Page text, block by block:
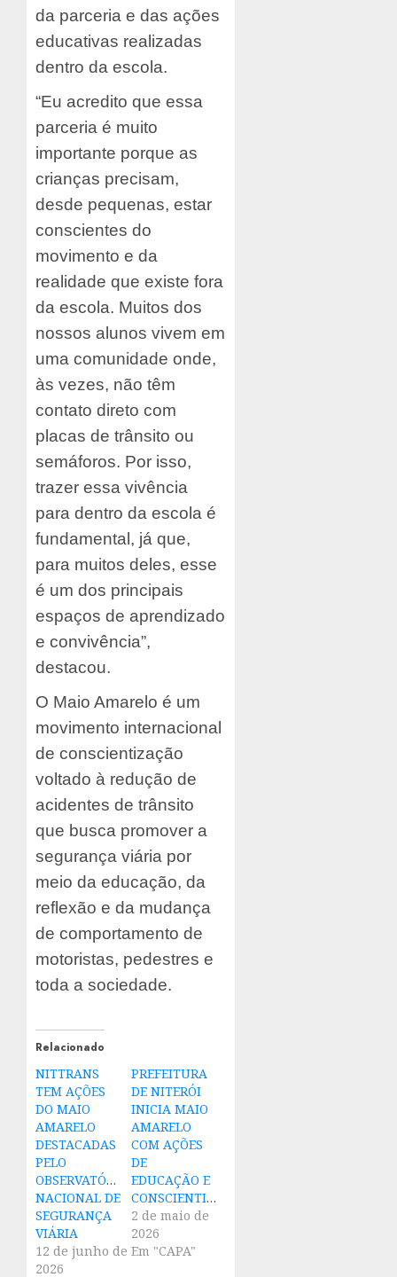
da parceria e das ações
educativas realizadas
dentro da escola.
“Eu acredito que essa
parceria é muito
importante porque as
crianças precisam,
desde pequenas, estar
conscientes do
movimento e da
realidade que existe fora
da escola. Muitos dos
nossos alunos vivem em
uma comunidade onde,
às vezes, não têm
contato direto com
placas de trânsito ou
semáforos. Por isso,
trazer essa vivência
para dentro da escola é
fundamental, já que,
para muitos deles, esse
é um dos principais
espaços de aprendizado
e convivência”,
destacou.
O Maio Amarelo é um
movimento internacional
de conscientização
voltado à redução de
acidentes de trânsito
que busca promover a
segurança viária por
meio da educação, da
reflexão e da mudança
de comportamento de
motoristas, pedestres e
toda a sociedade.
Relacionado
NITTRANS
TEM AÇÕES
DO MAIO
AMARELO
DESTACADAS
PELO
OBSERVATÓRIO
NACIONAL DE
SEGURANÇA
VIÁRIA
12 de junho de
2026
PREFEITURA
DE NITERÓI
INICIA MAIO
AMARELO
COM AÇÕES
DE
EDUCAÇÃO E
CONSCIENTIZAÇÃO
2 de maio de
2026
Em "CAPA"